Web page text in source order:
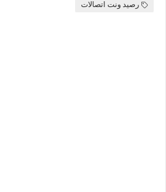
رصيد ونت اتصالات